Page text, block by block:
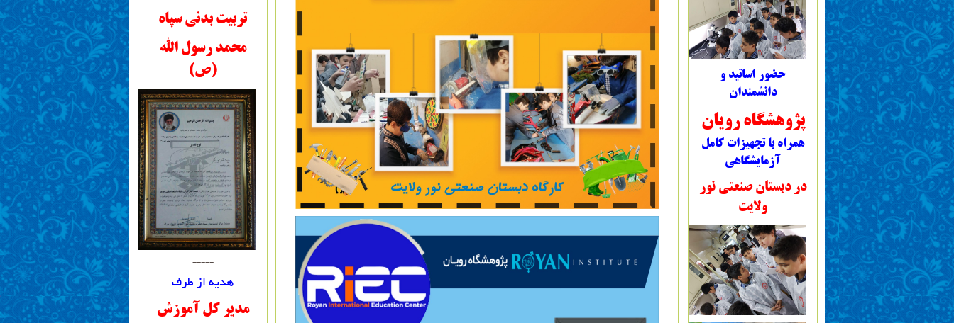
تربیت بدنی سپاه
محمد رسول الله
(ص)
-----
هدیه از طرف
مدیر کل آموزش
حضور اساتید و
دانشمندان
پژوهشگاه رویان
همراه با تجهیزات کامل
آزمایشگاهی
در دبستان صنعتی نور
ولایت